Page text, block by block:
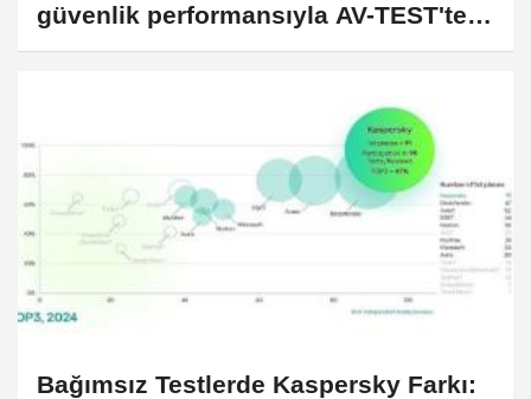
güvenlik performansıyla AV-TEST'ten
dokuz "En İyi" ödülü kazandı
Bağımsız Testlerde Kaspersky Farkı: